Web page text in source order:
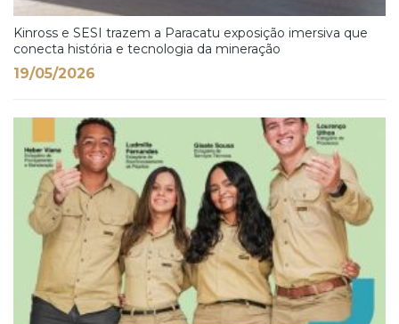
Kinross e SESI trazem a Paracatu exposição imersiva que
conecta história e tecnologia da mineração
19/05/2026